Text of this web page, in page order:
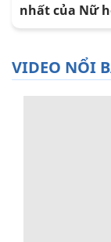
nhất của Nữ
VIDEO NỔI